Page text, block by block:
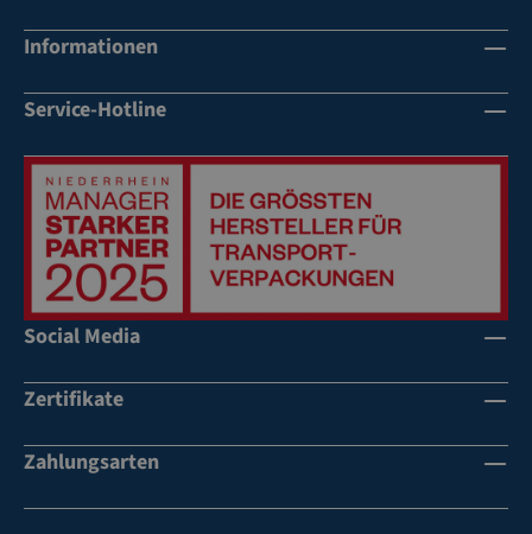
Informationen
Service-Hotline
Social Media
Zertifikate
Zahlungsarten